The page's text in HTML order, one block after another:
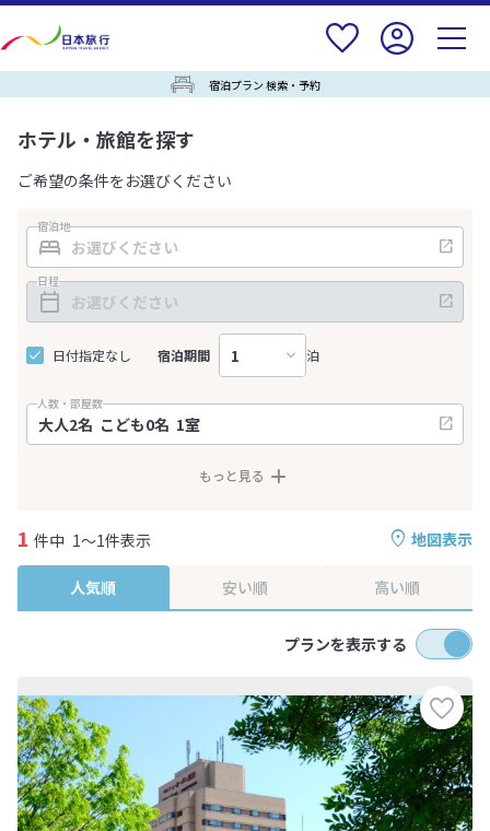
宿泊プラン 検索・予約
ホテル・旅館を探す
ご希望の条件をお選びください
宿泊地
日程
日付指定なし 宿泊期間 泊
人数・部屋数
もっと見る
地図表示
1 件中 1～1件表示
人気順 安い順 高い順
プランを表示する